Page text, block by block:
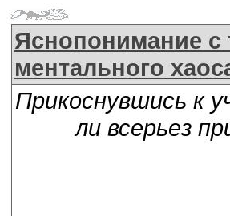
Яснопонимание с
ментального
Прикоснувшись к
ли всерьез